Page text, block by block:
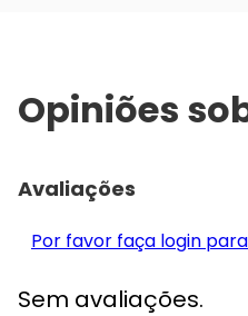
Opiniões
Avaliações
Por favor faça login
Sem avaliações.